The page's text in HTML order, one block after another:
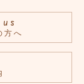
方へ